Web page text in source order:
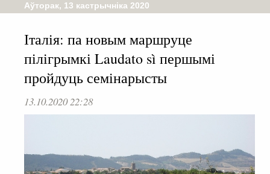
Аўторак, 13 кастрычніка 2020
Італія: па новым маршруце
пілігрымкі Laudato sì першымі
пройдуць семінарысты
13.10.2020 22:28